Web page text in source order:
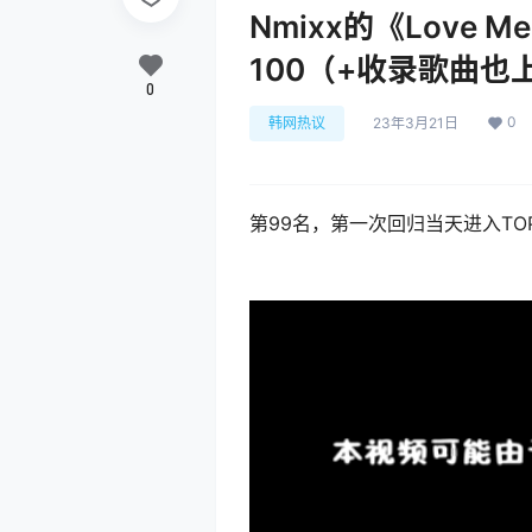
Nmixx的《Love
100（+收录歌曲也
韩网热议 23年3月21日 0
第99名，第一次回归当天进入
0